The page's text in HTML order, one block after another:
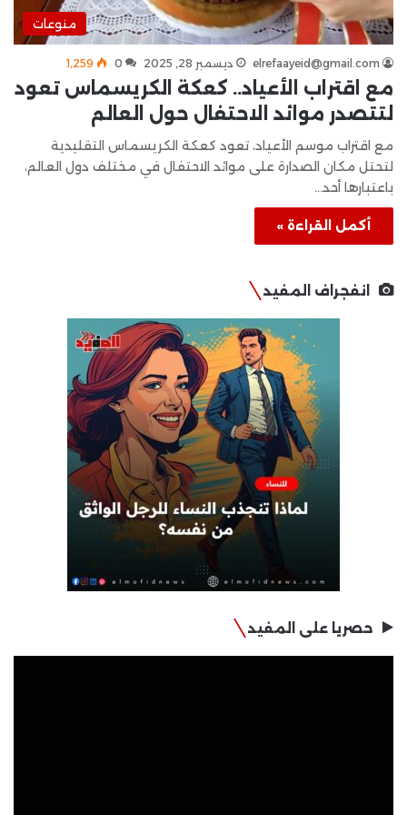
منوعات
elrefaayeid@gmail.com ديسمبر 28, 2025 0 1٬259
مع اقتراب الأعياد.. كعكة الكريسماس تعود
لتتصدر موائد الاحتفال حول العالم
مع اقتراب موسم الأعياد، تعود كعكة الكريسماس التقليدية
لتحتل مكان الصدارة على موائد الاحتفال في مختلف دول العالم،
باعتبارها أحد…
أكمل القراءة »
انفجراف المفيد
حصريا على المفيد